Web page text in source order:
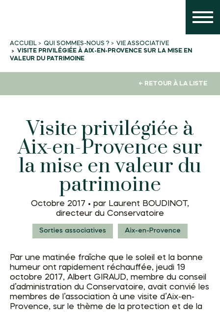
ACCUEIL QUI SOMMES-NOUS ?
VIE ASSOCIATIVE
VISITE PRIVILÉGIÉE À AIX-EN-PROVENCE SUR LA MISE EN
VALEUR DU PATRIMOINE
← RETOUR À LA LISTE
Visite privilégiée à
Aix-en-Provence sur
la mise en valeur du
patrimoine
Octobre 2017 • par Laurent BOUDINOT,
directeur du Conservatoire
Sorties associatives Aix-en-Provence
Par une matinée fraîche que le soleil et la bonne
humeur ont rapidement réchauffée, jeudi 19
octobre 2017, Albert GIRAUD, membre du conseil
d’administration du Conservatoire, avait convié les
membres de l’association à une visite d’Aix-en-
Provence, sur le thème de la protection et de la